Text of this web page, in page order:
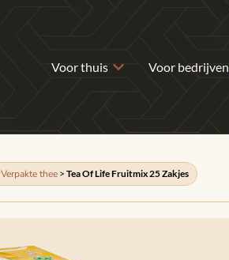
Voor thuis Voor bedrijven
Verpakte thee > Tea Of Life Fruitmix 25 Zakjes